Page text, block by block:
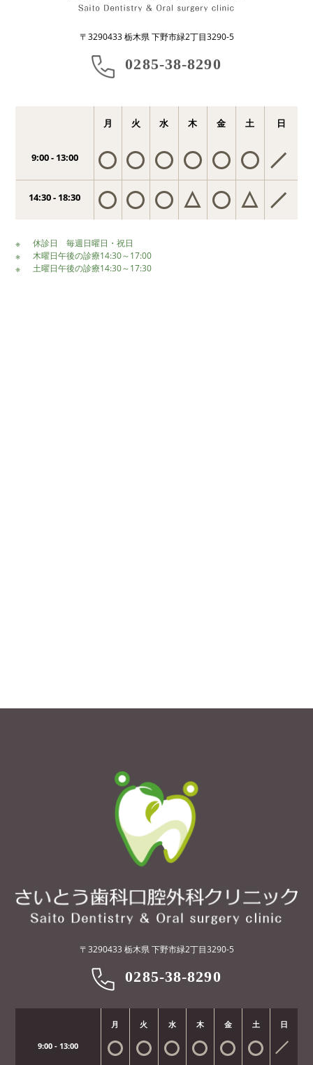
〒3290433 栃木県 下野市緑2丁目3290-5
0285-38-8290
月 火 水 木 金 土 日
9:00 - 13:00
14:30 - 18:30
休診日 毎週日曜日・祝日
木曜日午後の診療14:30～17:00
土曜日午後の診療14:30～17:30
〒3290433 栃木県 下野市緑2丁目3290-5
0285-38-8290
月 火 水 木 金 土 日
9:00 - 13:00